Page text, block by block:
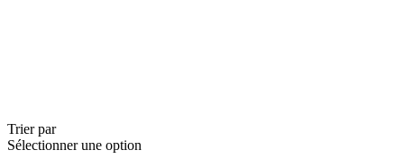
Trier par
Sélectionner une option